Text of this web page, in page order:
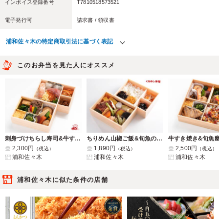
インボイス登録番号 T7810518573521
電子発行可 請求書 / 領収書
浦和佐々木の特定商取引法に基づく表記
このお弁当を見た人にオススメ
刺身づけちらし寿司&牛すき焼き二段御膳
2,300円
（税込）
浦和佐々木
ちりめん山椒ご飯&旬魚の幽庵焼き二段御膳
1,890円
（税込）
浦和佐々木
2,500円 （税込）
浦和佐々木
浦和佐々木に似た条件の店舗